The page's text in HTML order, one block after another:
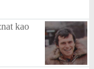
kao